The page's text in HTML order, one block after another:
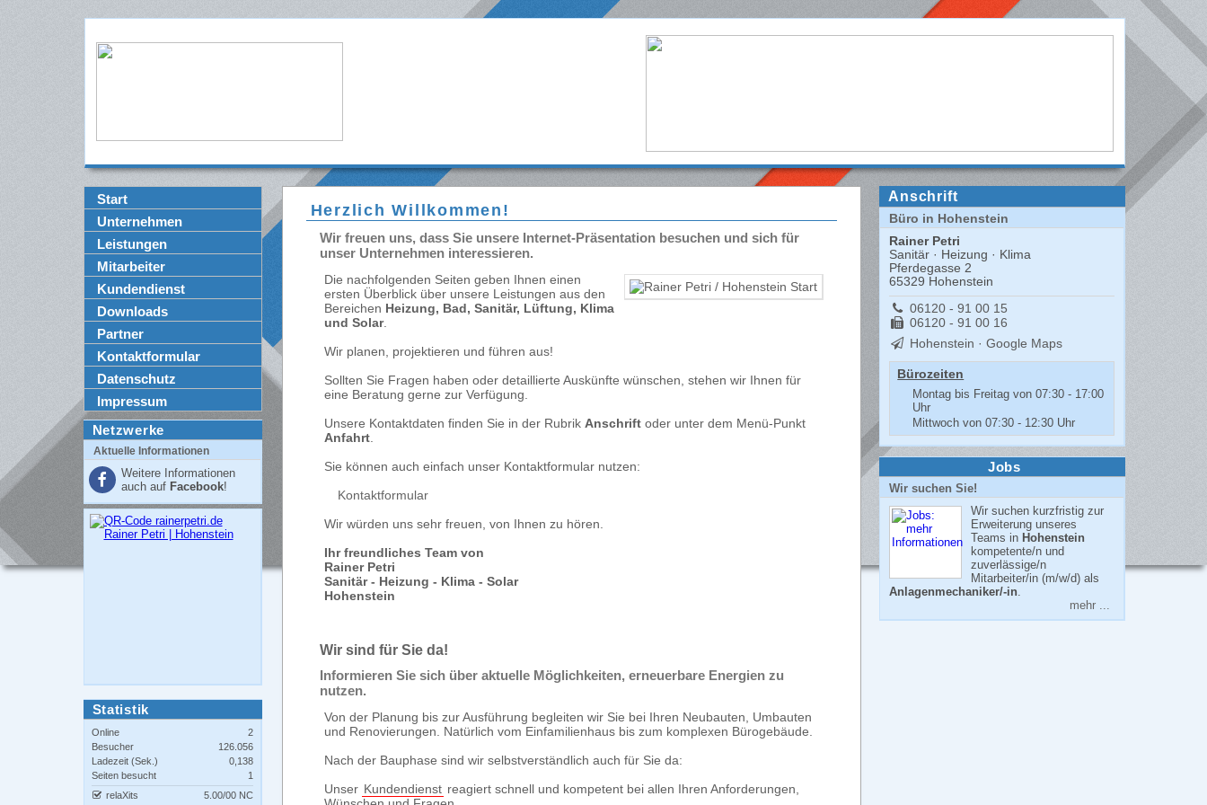
Herzlich Willkommen!
Wir freuen uns, dass Sie unsere Internet-Präsentation besuchen und sich für
unser Unternehmen interessieren.
Die nachfolgenden Seiten geben Ihnen einen
ersten Überblick über unsere Leistungen aus den
Bereichen Heizung, Bad, Sanitär, Lüftung, Klima
und Solar.
Wir planen, projektieren und führen aus!
Sollten Sie Fragen haben oder detaillierte Auskünfte wünschen, stehen wir Ihnen für
eine Beratung gerne zur Verfügung.
Unsere Kontaktdaten finden Sie in der Rubrik Anschriftoder unter dem Menü-Punkt
Anfahrt.
Sie können auch einfach unser Kontaktformular nutzen:
Kontaktformular
Wir würden uns sehr freuen, von Ihnen zu hören.
Ihr freundliches Team von
Rainer Petri
Sanitär - Heizung - Klima - Solar
Hohenstein
Wir sind für Sie da!
Informieren Sie sich über aktuelle Möglichkeiten, erneuerbare Energien zu
nutzen.
Von der Planung bis zur Ausführung begleiten wir Sie bei Ihren Neubauten, Umbauten
und Renovierungen. Natürlich vom Einfamilienhaus bis zum komplexen Bürogebäude.
Nach der Bauphase sind wir selbstverständlich auch für Sie da:
Unser Kundendienst reagiert schnell und kompetent bei allen Ihren Anforderungen,
Start
Unternehmen
Leistungen
Mitarbeiter
Kundendienst
Downloads
Partner
Kontaktformular
Datenschutz
Impressum
Netzwerke
Aktuelle Informationen
Weitere Informationen
auch auf Facebook!
Statistik
Online
2
Besucher
126.056
Ladezeit (Sek.)
0,138
Seiten besucht
1
relaXits
5.00/00 NC
Anschrift
Büro in Hohenstein
Rainer Petri
Sanitär · Heizung · Klima
Pferdegasse 2
65329 Hohenstein
06120 - 91 00 15
06120 - 91 00 16
Hohenstein · Google Maps
Bürozeiten
Montag bis Freitag von 07:30 - 17:00
Uhr
Mittwoch von 07:30 - 12:30 Uhr
Jobs
Wir suchen Sie!
Wir suchen kurzfristig zur
Erweiterung unseres
Teams in Hohenstein
kompetente/n und
zuverlässige/n
Mitarbeiter/in (m/w/d) als
Anlagenmechaniker/-in.
mehr ...